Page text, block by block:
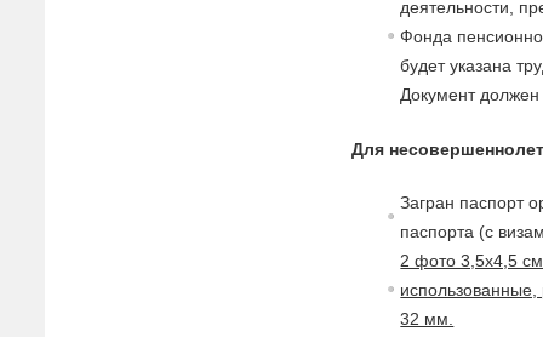
деятельности,
Фонда
будет указана
Документ
Для
Загран паспорт
паспорта (с в
2 фото 3,5х4,5
32 мм.